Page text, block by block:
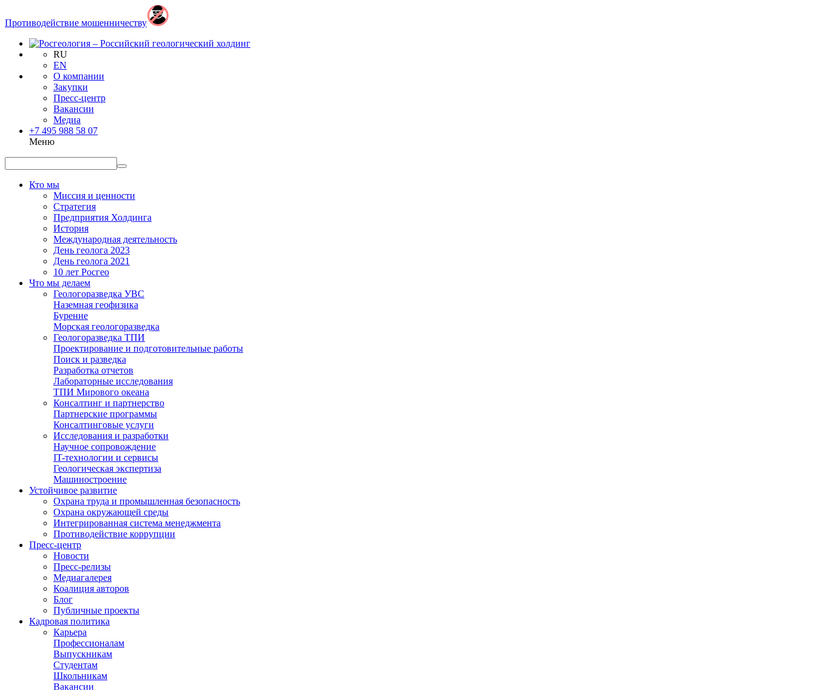
Противодействие мошенничеству
RU
EN
О компании
Закупки
Пресс-центр
Вакансии
Медиа
+7 495 988 58 07
Меню
Кто мы
Миссия и ценности
Стратегия
Предприятия Холдинга
История
Международная деятельность
День геолога 2023
День геолога 2021
10 лет Росгео
Что мы делаем
Геологоразведка УВС
Наземная геофизика
Бурение
Морская геологоразведка
Геологоразведка ТПИ
Проектирование и подготовительные работы
Поиск и разведка
Разработка отчетов
Лабораторные исследования
ТПИ Мирового океана
Консалтинг и партнерство
Партнерские программы
Консалтинговые услуги
Исследования и разработки
Научное сопровождение
IT-технологии и сервисы
Геологическая экспертиза
Машиностроение
Устойчивое развитие
Охрана труда и промышленная безопасность
Охрана окружающей среды
Интегрированная система менеджмента
Противодействие коррупции
Пресс-центр
Новости
Пресс-релизы
Медиагалерея
Коалиция авторов
Блог
Публичные проекты
Кадровая политика
Карьера
Профессионалам
Выпускникам
Студентам
Школьникам
Вакансии